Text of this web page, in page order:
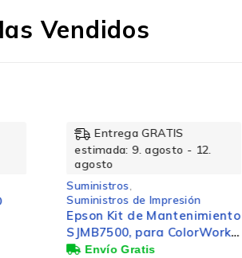
Vendidos
Entrega GRATIS
estimada: 9. agosto - 12.
agosto
Suministros,
Suministros de Impresión
Epson Kit de Mantenimiento
SJMB7500, para ColorWorks
C7500/C7500G